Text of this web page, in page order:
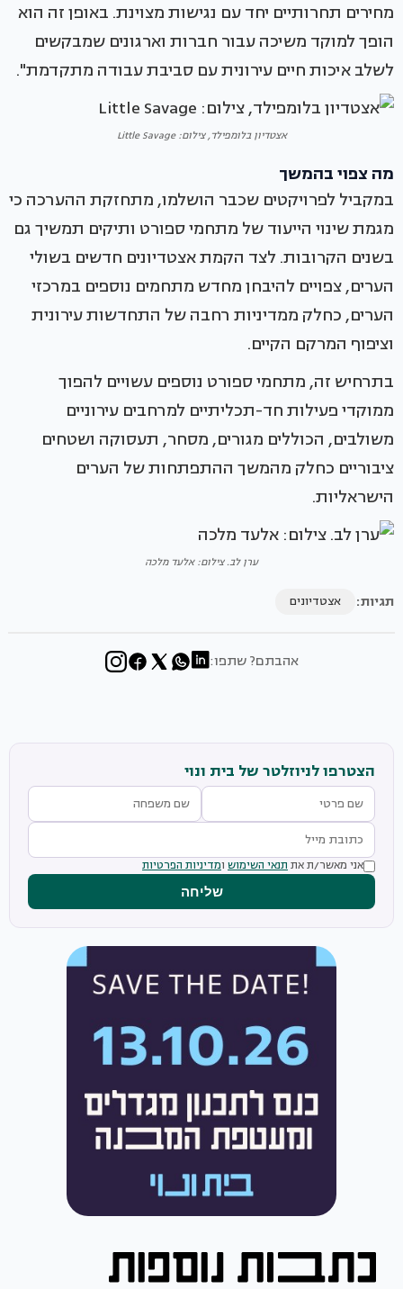
מחירים תחרותיים יחד עם נגישות מצוינת. באופן זה הוא
הופך למוקד משיכה עבור חברות וארגונים שמבקשים
לשלב איכות חיים עירונית עם סביבת עבודה מתקדמת".
אצטדיון בלומפילד, צילום: Little Savage
מה צפוי בהמשך
במקביל לפרויקטים שכבר הושלמו, מתחזקת ההערכה כי
מגמת שינוי הייעוד של מתחמי ספורט ותיקים תמשיך גם
בשנים הקרובות. לצד הקמת אצטדיונים חדשים בשולי
הערים, צפויים להיבחן מחדש מתחמים נוספים במרכזי
הערים, כחלק ממדיניות רחבה של התחדשות עירונית
וציפוף המרקם הקיים.
בתרחיש זה, מתחמי ספורט נוספים עשויים להפוך
ממוקדי פעילות חד-תכליתיים למרחבים עירוניים
משולבים, הכוללים מגורים, מסחר, תעסוקה ושטחים
ציבוריים כחלק מהמשך ההתפתחות של הערים
הישראליות.
ערן לב. צילום: אלעד מלכה
תגיות: אצטדיונים
אהבתם? שתפו:
הצטרפו לניוזלטר של בית ונוי
אני מאשר/ת את תנאי השימוש ומדיניות הפרטיות
שליחה